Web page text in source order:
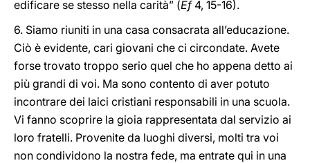
edificare se stesso nella carità” (Ef4, 15-16).
6. Siamo riuniti in una casa consacrata all’educazione.
Ciò è evidente, cari giovani che ci circondate. Avete
forse trovato troppo serio quel che ho appena detto ai
più grandi di voi. Ma sono contento di aver potuto
incontrare dei laici cristiani responsabili in una scuola.
Vi fanno scoprire la gioia rappresentata dal servizio ai
loro fratelli. Provenite da luoghi diversi, molti tra voi
non condividono la nostra fede, ma entrate qui in una